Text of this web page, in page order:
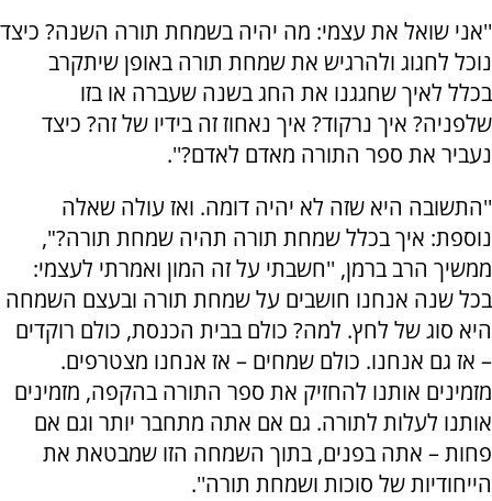
''אני שואל את עצמי: מה יהיה בשמחת תורה השנה? כיצד
נוכל לחגוג ולהרגיש את שמחת תורה באופן שיתקרב
בכלל לאיך שחגגנו את החג בשנה שעברה או בזו
שלפניה? איך נרקוד? איך נאחוז זה בידיו של זה? כיצד
נעביר את ספר התורה מאדם לאדם?''.
''התשובה היא שזה לא יהיה דומה. ואז עולה שאלה
נוספת: איך בכלל שמחת תורה תהיה שמחת תורה?",
ממשיך הרב ברמן, ''חשבתי על זה המון ואמרתי לעצמי:
בכל שנה אנחנו חושבים על שמחת תורה ובעצם השמחה
היא סוג של לחץ. למה? כולם בבית הכנסת, כולם רוקדים
– אז גם אנחנו. כולם שמחים – אז אנחנו מצטרפים.
מזמינים אותנו להחזיק את ספר התורה בהקפה, מזמינים
אותנו לעלות לתורה. גם אם אתה מתחבר יותר וגם אם
פחות – אתה בפנים, בתוך השמחה הזו שמבטאת את
הייחודיות של סוכות ושמחת תורה''.